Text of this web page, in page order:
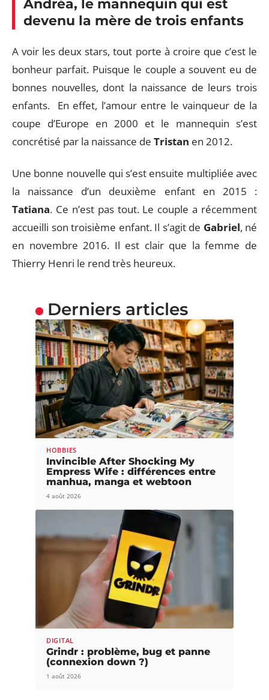
Andréa, le mannequin qui est
devenu la mère de trois enfants
A voir les deux stars, tout porte à croire que c’est le
bonheur parfait. Puisque le couple a souvent eu de
bonnes nouvelles, dont la naissance de leurs trois
enfants. En effet, l’amour entre le vainqueur de la
coupe d’Europe en 2000 et le mannequin s’est
concrétisé par la naissance de Tristan en 2012.
Une bonne nouvelle qui s’est ensuite multipliée avec
la naissance d’un deuxième enfant en 2015 :
Tatiana. Ce n’est pas tout. Le couple a récemment
accueilli son troisième enfant. Il s’agit de Gabriel, né
en novembre 2016. Il est clair que la femme de
Thierry Henri le rend très heureux.
Derniers articles
HOBBIES
Invincible After Shocking My
Empress Wife : différences entre
manhua, manga et webtoon
4 août 2026
DIGITAL
Grindr : problème, bug et panne
(connexion down ?)
1 août 2026